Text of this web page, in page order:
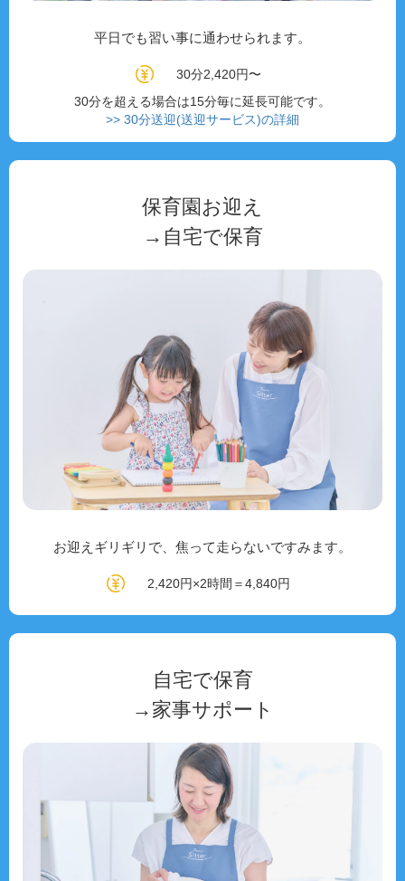
平日でも習い事に通わせられます。
30分2,420円〜
30分を超える場合は15分毎に延長可能です。
>> 30分送迎(送迎サービス)の詳細
保育園お迎え
→自宅で保育
お迎えギリギリで、焦って走らないですみます。
2,420円×2時間＝4,840円
自宅で保育
→家事サポート